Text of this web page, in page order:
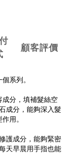
顧客評價
系列。
分，填補髮絲空
成分，能夠深入髮
用。
護成分，能夠緊密
天早晨用手指也能